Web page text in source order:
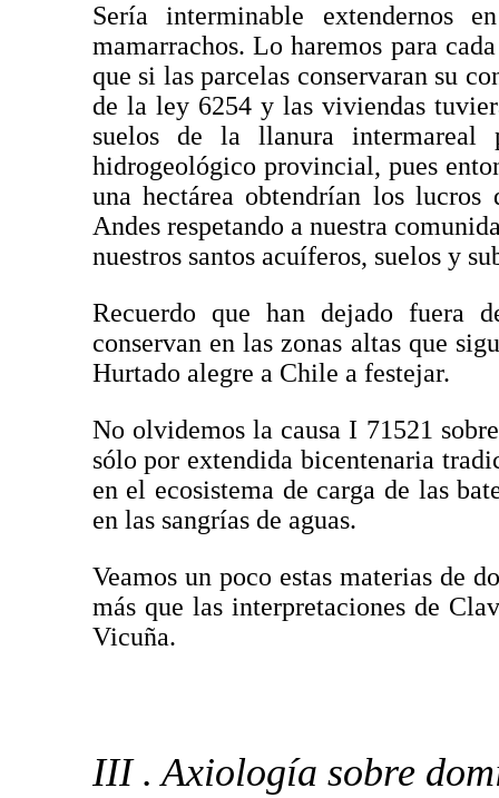
Sería interminable extendernos
mamarrachos. Lo haremos para
que si las parcelas conservaran su
de la ley 6254 y las viviendas
suelos de la llanura intermareal
hidrogeológico provincial, pues
una hectárea obtendrían los
Andes respetando a nuestra
nuestros santos acuíferos, suelos y
Recuerdo que han dejado fuera
conservan en las zonas altas que
Hurtado alegre a Chile a festejar.
No olvidemos la causa I 71521
sólo por extendida bicentenaria
en el ecosistema de carga de las
en las sangrías de aguas.
Veamos un poco estas materias de
más que las interpretaciones de
Vicuña.
III . Axiología sobre